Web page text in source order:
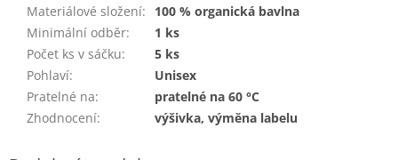
Materiálové složení:
100 % organická bavlna
Minimální odběr:
1 ks
Počet ks v sáčku:
5 ks
Pohlaví:
Unisex
Pratelné na:
pratelné na 60 °C
Zhodnocení: výšivka, výměna labelu